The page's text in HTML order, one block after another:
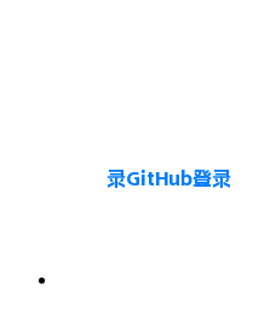
录GitHub登录